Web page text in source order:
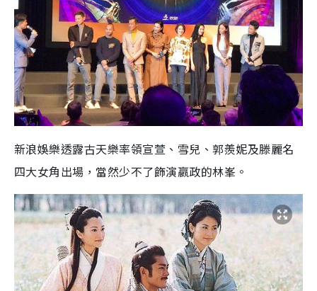
新浪娛樂透露古天樂率領宣萱、雪兒、郭羨妮及滕麗名
四大女角出場，當然少不了飾演嬴政的林峯。